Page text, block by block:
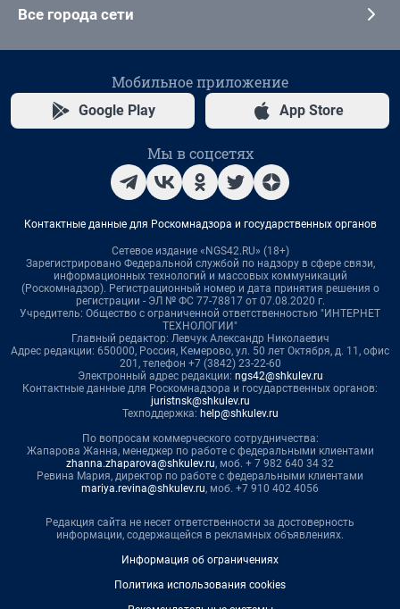
Все города сети
Мобильное приложение
Google Play App Store
Мы в соцсетях
Контактные данные для Роскомнадзора и государственных органов
Сетевое издание «NGS42.RU» (18+)
Зарегистрировано Федеральной службой по надзору в сфере связи,
информационных технологий и массовых коммуникаций
(Роскомнадзор). Регистрационный номер и дата принятия решения о
регистрации - ЭЛ № ФС 77-78817 от 07.08.2020 г.
Учредитель: Общество с ограниченной ответственностью "ИНТЕРНЕТ
ТЕХНОЛОГИИ"
Главный редактор: Левчук Александр Николаевич
Адрес редакции: 650000, Россия, Кемерово, ул. 50 лет Октября, д. 11, офис
201, телефон +7 (3842) 23-22-60
Электронный адрес редакции: ngs42@shkulev.ru
Контактные данные для Роскомнадзора и государственных органов:
juristnsk@shkulev.ru
Техподдержка: help@shkulev.ru
По вопросам коммерческого сотрудничества:
Жапарова Жанна, менеджер по работе с федеральными клиентами
zhanna.zhaparova@shkulev.ru, моб. + 7 982 640 34 32
Ревина Мария, директор по работе с федеральными клиентами
mariya.revina@shkulev.ru, моб. +7 910 402 4056
Редакция сайта не несет ответственности за достоверность
информации, содержащейся в рекламных объявлениях.
Информация об ограничениях
Политика использования cookies